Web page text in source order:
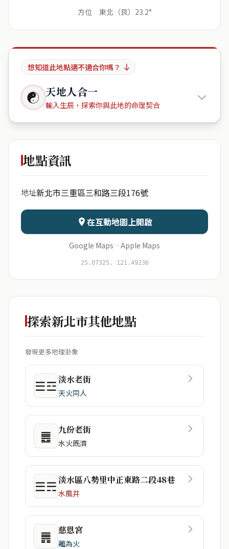
方位 東北（艮）23.2°
想知道此地點適不適合你嗎？
☯ 天地人合一
輸入生辰，探索你與此地的命理契合
三和正旺
日期 出生時辰
資料僅用於即時分析，不會儲存於伺服器
地點資訊
地址新北市三重區三和路三段176號
在互動地圖上開啟
Google Maps · Apple Maps
25.07325, 121.49236
探索新北市其他地點
發現更多地理卦象
☰☲淡水老街
天火同人
䷌ 九份老街
水火既濟
☰☴淡水區八勢里中正東路二段48巷
水風井
䷠ 慈恩宮
離為火